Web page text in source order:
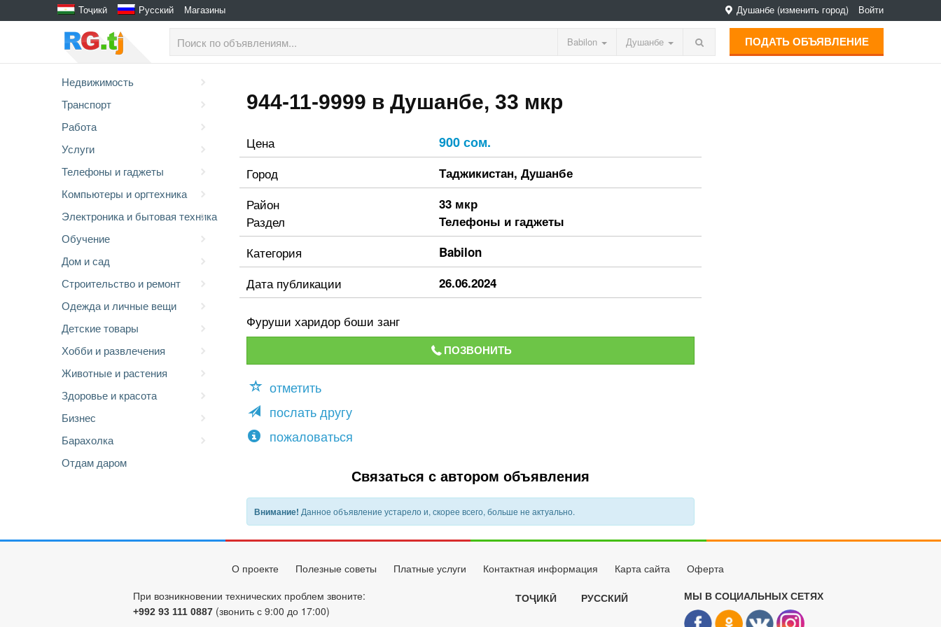
Тоҷикӣ Русский Магазины Душанбе (изменить город) Войти
Babilon Душанбе ПОДАТЬ ОБЪЯВЛЕНИЕ
Недвижимость
Транспорт
Работа
Услуги
Телефоны и гаджеты
Компьютеры и оргтехника
Электроника и бытовая техника
Обучение
Дом и сад
Строительство и ремонт
Одежда и личные вещи
Детские товары
Хобби и развлечения
Животные и растения
Здоровье и красота
Бизнес
Барахолка
Отдам даром
944-11-9999 в Душанбе, 33 мкр
Цена 900 сом.
Город Таджикистан, Душанбе
Район 33 мкр
Раздел Телефоны и гаджеты
Категория Babilon
Дата публикации 26.06.2024
Фуруши харидор боши занг
ПОЗВОНИТЬ
отметить
послать другу
пожаловаться
Связаться с автором объявления
Внимание! Данное объявление устарело и, скорее всего, больше не актуально.
О проекте Полезные советы Платные услуги Контактная информация Карта сайта Оферта
При возникновении технических проблем звоните:
+992 93 111 0887 (звонить с 9:00 до 17:00)
ТОҶИКӢ РУССКИЙ МЫ В СОЦИАЛЬНЫХ СЕТЯХ